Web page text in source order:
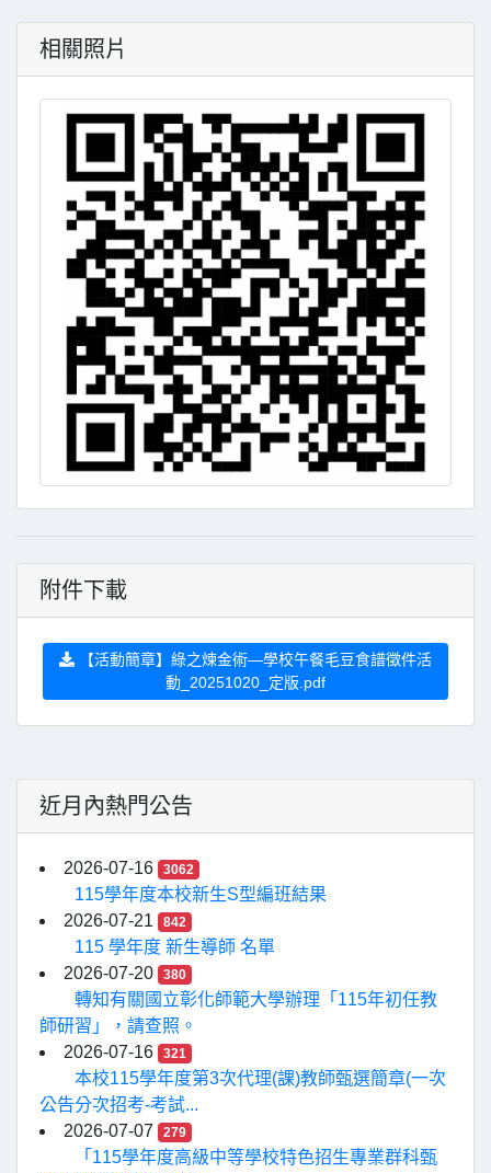
相關照片
附件下載
【活動簡章】綠之煉金術—學校午餐毛豆食譜徵件活
動_20251020_定版.pdf
近月內熱門公告
2026-07-16 3062
115學年度本校新生S型編班結果
2026-07-21
842
115 學年度 新生導師 名單
2026-07-20
380
轉知有關國立彰化師範大學辦理「115年初任教
師研習」，請查照。
2026-07-16
321
本校115學年度第3次代理(課)教師甄選簡章(一次
公告分次招考-考試...
2026-07-07
279
「115學年度高級中等學校特色招生專業群科甄